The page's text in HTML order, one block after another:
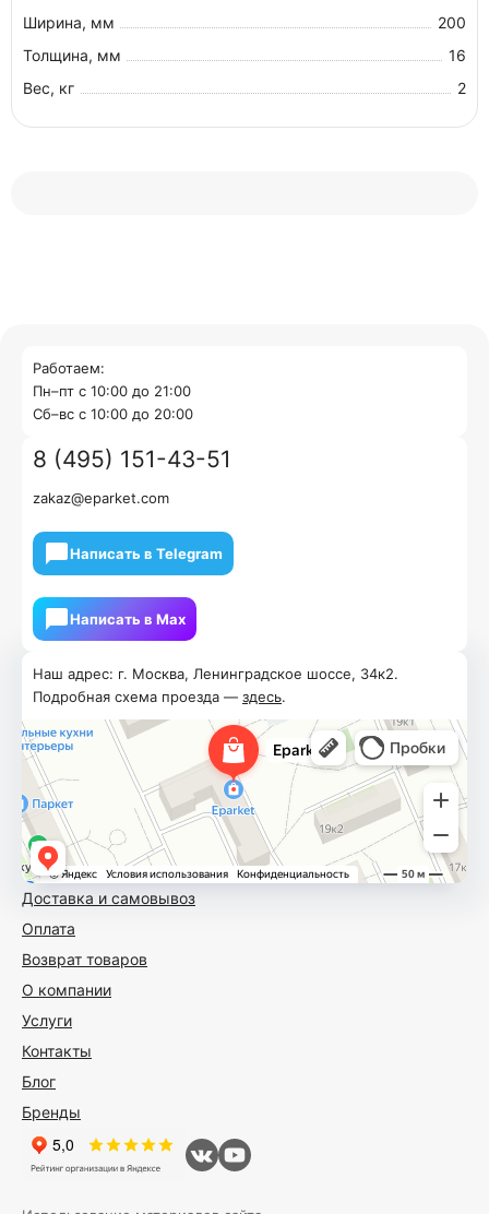
Ширина, мм
200
Толщина, мм
16
Вес, кг
2
Доставка и самовывоз
Оплата
Возврат товаров
О компании
Услуги
Контакты
Блог
Бренды
Наш адрес: г. Москва, Ленинградское шоссе, 34к2.
Подробная схема проезда — здесь.
Работаем:
Пн–пт с 10:00 до 21:00
Cб–вс с 10:00 до 20:00
8 (495) 151-43-51
zakaz@eparket.com
Написать в Telegram
Написать в Мах